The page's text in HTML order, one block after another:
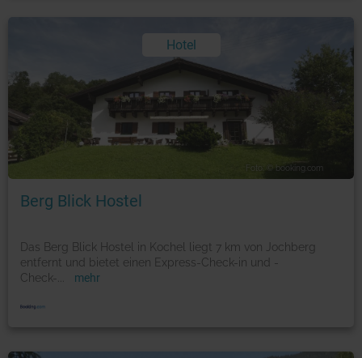
Hotel
Foto: © booking.com
Berg Blick Hostel
Das Berg Blick Hostel in Kochel liegt 7 km von Jochberg
entfernt und bietet einen Express-Check-in und -
Check-
mehr